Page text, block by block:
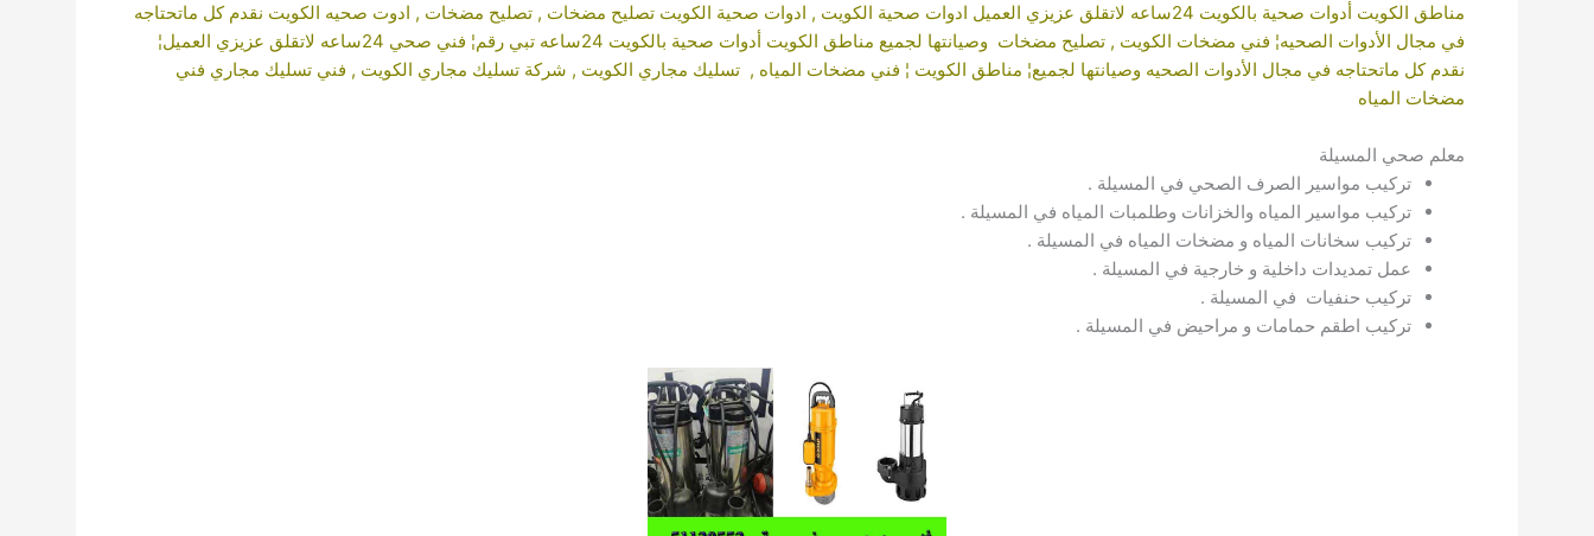
مناطق الكويت أدوات صحية بالكويت 24ساعه لاتقلق عزيزي العميل
ادوات صحية الكويت , ادوات صحية الكويت تصليح مضخات , تصليح مضخات , ادوت صحيه الكويت نقدم كل ماتحتاجه
في مجال الأدوات الصحيه¦ فني مضخات الكويت , تصليح مضخات
وصيانتها لجميع مناطق الكويت أدوات صحية بالكويت 24ساعه تبي رقم¦ فني صحي 24ساعه لاتقلق عزيزي العميل¦
نقدم كل ماتحتاجه في مجال الأدوات الصحيه وصيانتها لجميع¦ مناطق الكويت ¦ فني مضخات المياه , تسليك مجاري الكويت , شركة تسليك مجاري الكويت , فني تسليك مجاري فني
مضخات المياه
معلم صحي المسيلة
تركيب مواسير الصرف الصحي في المسيلة .
تركيب مواسير المياه والخزانات وطلمبات المياه في المسيلة .
تركيب سخانات المياه و مضخات المياه في المسيلة .
عمل تمديدات داخلية و خارجية في المسيلة .
تركيب حنفيات في المسيلة .
تركيب اطقم حمامات و مراحيض في المسيلة .